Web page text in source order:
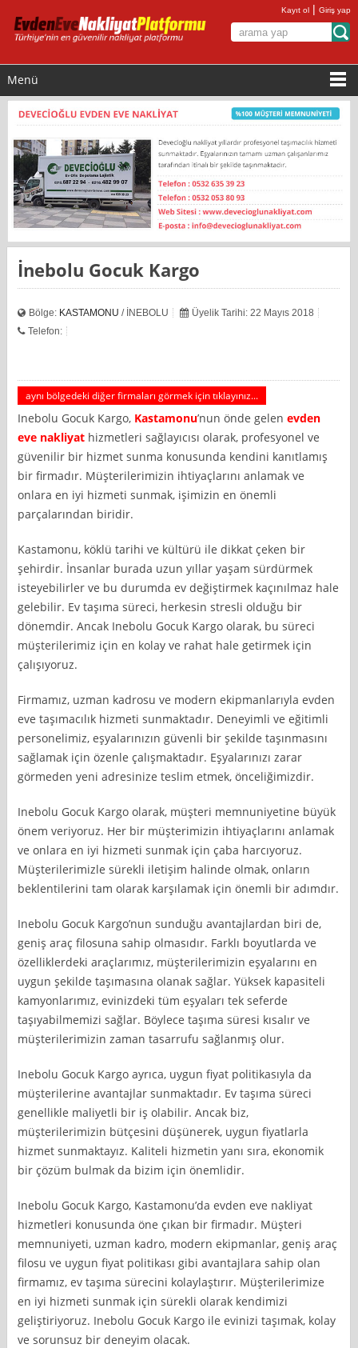
Kayıt ol |Giriş yap
Menü
Inebolu Gocuk Kargo
Bölge: KASTAMONU / İNEBOLU
Üyelik Tarihi: 22 Mayıs 2018
Telefon:
aynı bölgedeki diğer firmaları görmek için tıklayınız...
Inebolu Gocuk Kargo, Kastamonu’nun önde gelenevden
eve nakliyat hizmetleri sağlayıcısı olarak, profesyonel ve
güvenilir bir hizmet sunma konusunda kendini kanıtlamış
bir firmadır. Müşterilerimizin ihtiyaçlarını anlamak ve
onlara en iyi hizmeti sunmak, işimizin en önemli
parçalarından biridir.
Kastamonu, köklü tarihi ve kültürü ile dikkat çeken bir
şehirdir. İnsanlar burada uzun yıllar yaşam sürdürmek
isteyebilirler ve bu durumda ev değiştirmek kaçınılmaz hale
gelebilir. Ev taşıma süreci, herkesin stresli olduğu bir
dönemdir. Ancak Inebolu Gocuk Kargo olarak, bu süreci
müşterilerimiz için en kolay ve rahat hale getirmek için
çalışıyoruz.
Firmamız, uzman kadrosu ve modern ekipmanlarıyla evden
eve taşımacılık hizmeti sunmaktadır. Deneyimli ve eğitimli
personelimiz, eşyalarınızın güvenli bir şekilde taşınmasını
sağlamak için özenle çalışmaktadır. Eşyalarınızı zarar
görmeden yeni adresinize teslim etmek, önceliğimizdir.
Inebolu Gocuk Kargo olarak, müşteri memnuniyetine büyük
önem veriyoruz. Her bir müşterimizin ihtiyaçlarını anlamak
ve onlara en iyi hizmeti sunmak için çaba harcıyoruz.
Müşterilerimizle sürekli iletişim halinde olmak, onların
beklentilerini tam olarak karşılamak için önemli bir adımdır.
Inebolu Gocuk Kargo’nun sunduğu avantajlardan biri de,
geniş araç filosuna sahip olmasıdır. Farklı boyutlarda ve
özelliklerdeki araçlarımız, müşterilerimizin eşyalarını en
uygun şekilde taşımasına olanak sağlar. Yüksek kapasiteli
kamyonlarımız, evinizdeki tüm eşyaları tek seferde
taşıyabilmemizi sağlar. Böylece taşıma süresi kısalır ve
müşterilerimizin zaman tasarrufu sağlanmış olur.
Inebolu Gocuk Kargo ayrıca, uygun fiyat politikasıyla da
müşterilerine avantajlar sunmaktadır. Ev taşıma süreci
genellikle maliyetli bir iş olabilir. Ancak biz,
müşterilerimizin bütçesini düşünerek, uygun fiyatlarla
hizmet sunmaktayız. Kaliteli hizmetin yanı sıra, ekonomik
bir çözüm bulmak da bizim için önemlidir.
Inebolu Gocuk Kargo, Kastamonu’da evden eve nakliyat
hizmetleri konusunda öne çıkan bir firmadır. Müşteri
memnuniyeti, uzman kadro, modern ekipmanlar, geniş araç
filosu ve uygun fiyat politikası gibi avantajlara sahip olan
firmamız, ev taşıma sürecini kolaylaştırır. Müşterilerimize
en iyi hizmeti sunmak için sürekli olarak kendimizi
geliştiriyoruz. Inebolu Gocuk Kargo ile evinizi taşımak, kolay
ve sorunsuz bir deneyim olacak.